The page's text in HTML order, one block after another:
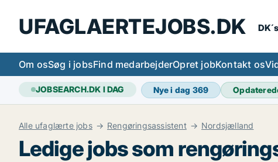
UFAGLAERTEJOBS.DK
Om osSøg i jobsFind medarbejderOpret jobKontakt os
JOBSEARCH.DK I DAG Nye i dag 369
Alle ufaglærte jobs Rengøringsassistent Nordsjælland
Ledige jobs som